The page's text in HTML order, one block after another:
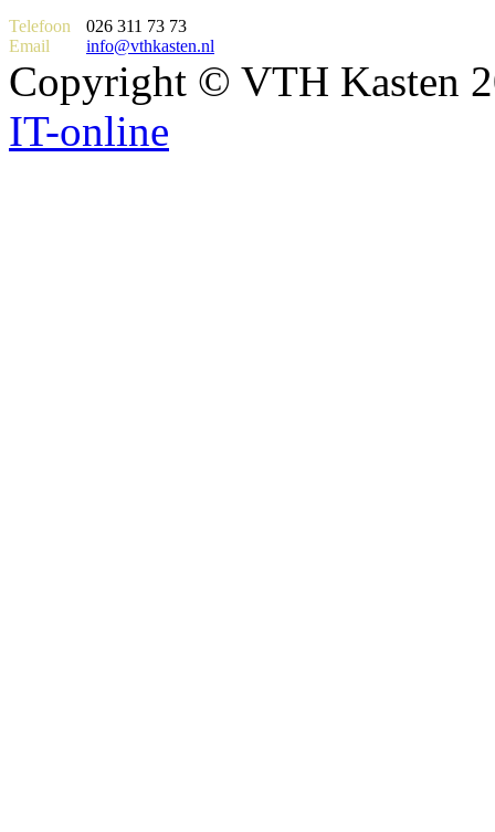
Telefoon
026 311 73 73
Email
info@vthkasten.nl
Copyright © VTH Kasten
IT-online